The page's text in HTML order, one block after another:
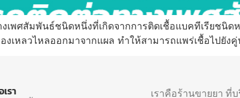
พศสัมพันธ์ชนิดหนึ่งที่เกิดจากการติดเชื้อแบคทีเรียชนิด
งเหลวไหลออกมาจากแผล ทำให้สามารถแพร่เชื้อไปยั
รา เราคือร้านขายยา ที่